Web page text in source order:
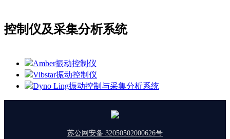
控制仪及采集分析系统
Amber振动控制仪
Vibstar振动控制仪
Dyno Ling振动控制与采集分析系统
苏公网安备 32050502000626号